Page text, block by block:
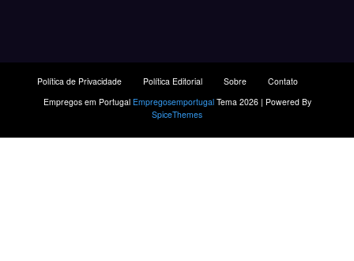
Política de Privacidade Política Editorial Sobre
Contato
Empregos em Portugal EmpregosemportugalTema 2026 | Powered By
SpiceThemes